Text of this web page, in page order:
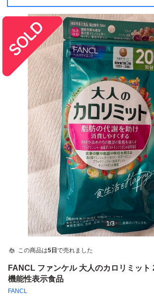
1/3
この商品は5日 で売れました
FANCL ファンケル 大人のカロリミット
機能性表示食品
FANCL